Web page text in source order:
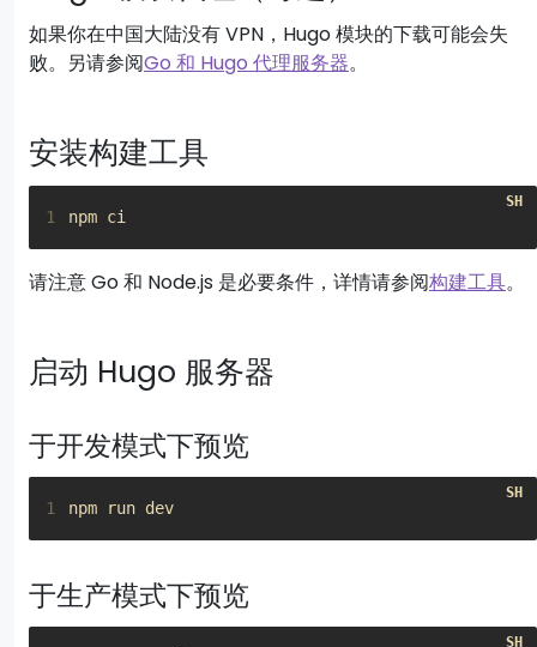
如果你在中国大陆没有 VPN，Hugo 模块的下载可能会失
败。另请参阅Go 和 Hugo 代理服务器。
安装构建工具
1
请注意 Go 和 Node.js 是必要条件，详情请参阅构建工具。
启动 Hugo 服务器
于开发模式下预览
1 npm run dev
于生产模式下预览